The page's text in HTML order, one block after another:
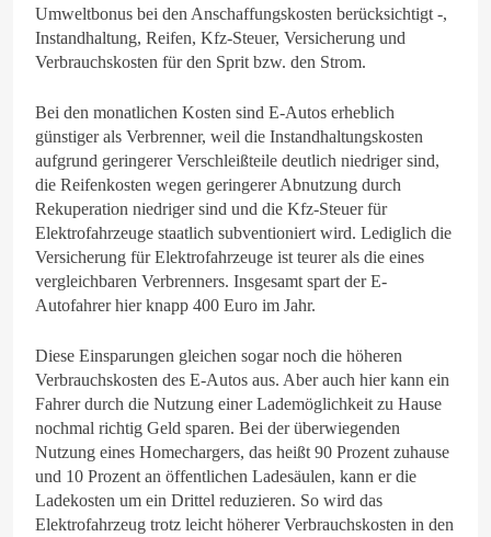
Umweltbonus bei den Anschaffungskosten berücksichtigt -,
Instandhaltung, Reifen, Kfz-Steuer, Versicherung und
Verbrauchskosten für den Sprit bzw. den Strom.
Bei den monatlichen Kosten sind E-Autos erheblich
günstiger als Verbrenner, weil die Instandhaltungskosten
aufgrund geringerer Verschleißteile deutlich niedriger sind,
die Reifenkosten wegen geringerer Abnutzung durch
Rekuperation niedriger sind und die Kfz-Steuer für
Elektrofahrzeuge staatlich subventioniert wird. Lediglich die
Versicherung für Elektrofahrzeuge ist teurer als die eines
vergleichbaren Verbrenners. Insgesamt spart der E-
Autofahrer hier knapp 400 Euro im Jahr.
Diese Einsparungen gleichen sogar noch die höheren
Verbrauchskosten des E-Autos aus. Aber auch hier kann ein
Fahrer durch die Nutzung einer Lademöglichkeit zu Hause
nochmal richtig Geld sparen. Bei der überwiegenden
Nutzung eines Homechargers, das heißt 90 Prozent zuhause
und 10 Prozent an öffentlichen Ladesäulen, kann er die
Ladekosten um ein Drittel reduzieren. So wird das
Elektrofahrzeug trotz leicht höherer Verbrauchskosten in den